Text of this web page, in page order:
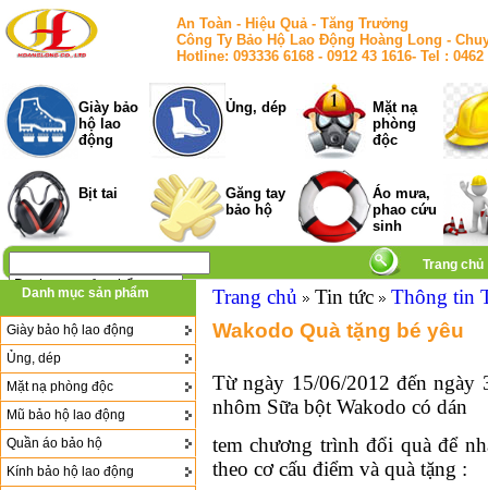
An Toàn - Hiệu Quả - Tăng Trưởng
Công Ty Bảo Hộ Lao Động Hoàng Long -
Hotline: 093336 6168 - 0912 43 1616- Tel :
Giày bảo
hộ lao
động
Ủng, dép
Mặt nạ
phòng
độc
Bịt tai
Găng tay
bảo hộ
Áo mưa,
phao cứu
sinh
Trang chủ
Danh mục sản phẩm
Giày bảo hộ lao động
Ủng, dép
Mặt nạ phòng độc
Mũ bảo hộ lao động
Quần áo bảo hộ
Kính bảo hộ lao động
Trang chủ Tin tức
Thông tin
Wakodo Quà tặng bé yêu
Từ ngày 15/06/2012 đến ngày
nhôm Sữa bột Wakodo có dán
tem chương trình đổi quà để
theo cơ cấu điểm và quà tặng :